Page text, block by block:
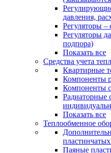
давления,
Регуляторы –
Регуляторы
подпора)
Показать все
Средства учета
Квартирные
Компоненты
Компоненты
Радиаторные
Показать все
Теплообменное
Паяные